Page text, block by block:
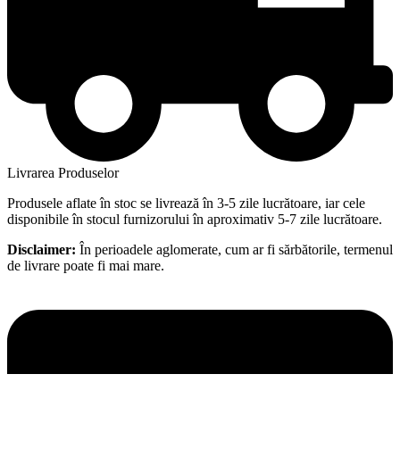
Livrarea Produselor
Produsele aflate în stoc se livrează în 3-5 zile lucrătoare, iar cele
disponibile în stocul furnizorului în aproximativ 5-7 zile lucrătoare.
Disclaimer: În perioadele aglomerate, cum ar fi sărbătorile, termenul
de livrare poate fi mai mare.